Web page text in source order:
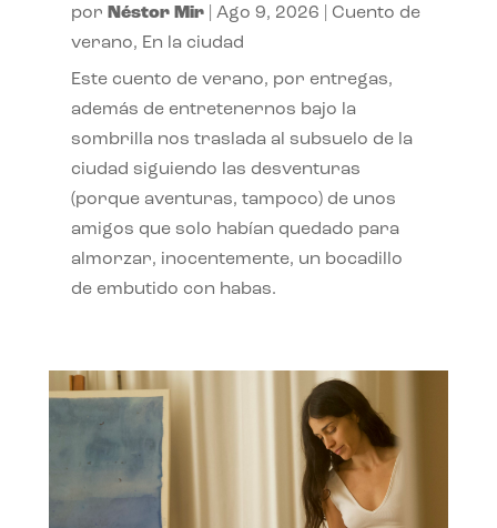
por Néstor Mir| Ago 9, 2026
Cuento de
verano, En la ciudad
Este cuento de verano, por entregas,
además de entretenernos bajo la
sombrilla nos traslada al subsuelo de la
ciudad siguiendo las desventuras
(porque aventuras, tampoco) de unos
amigos que solo habían quedado para
almorzar, inocentemente, un bocadillo
de embutido con habas.